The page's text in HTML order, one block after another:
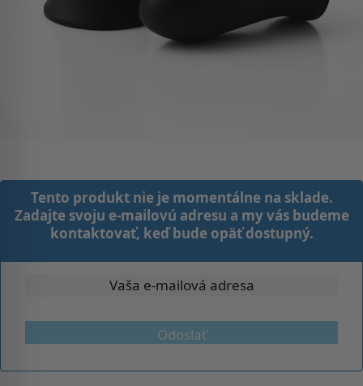
Tento produkt nie je momentálne na sklade.
Zadajte svoju e-mailovú adresu a my vás budeme
kontaktovať, keď bude opäť dostupný.
Odoslať